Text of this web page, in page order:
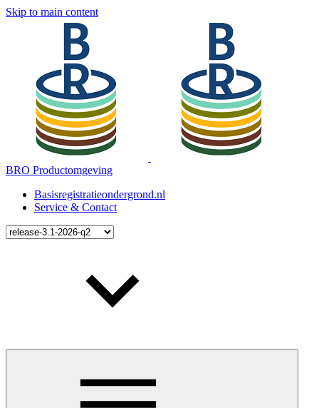
Skip to main content
BRO Productomgeving
Basisregistratieondergrond.nl
Service & Contact